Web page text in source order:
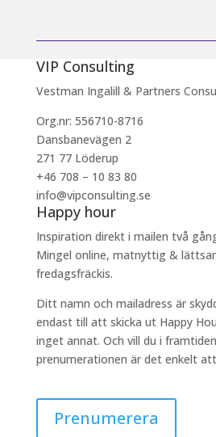
VIP Consulting
Vestman Ingalill & Partners
Org.nr: 556710-8716
Dansbanevägen 2
271 77 Löderup
+46 708 – 10 83 80
info@vipconsulting.se
Happy hour
Inspiration direkt i mailen två
Mingel online, matnyttig &
fredagsfräckis.
Ditt namn och mailadress är
endast till att skicka ut Happy
inget annat. Och vill du i
prenumerationen är det enkelt
Prenumerera